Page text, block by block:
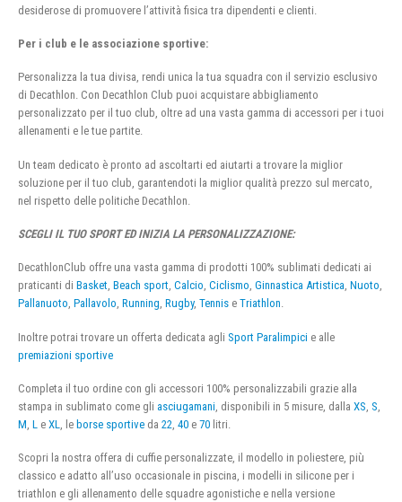
desiderose di promuovere l’attività fisica tra dipendenti e clienti.
Per i club e le associazione sportive:
Personalizza la tua divisa, rendi unica la tua squadra con il servizio esclusivo
di Decathlon. Con Decathlon Club puoi acquistare abbigliamento
personalizzato per il tuo club, oltre ad una vasta gamma di accessori per i tuoi
allenamenti e le tue partite.
Un team dedicato è pronto ad ascoltarti ed aiutarti a trovare la miglior
soluzione per il tuo club, garantendoti la miglior qualità prezzo sul mercato,
nel rispetto delle politiche Decathlon.
SCEGLI IL TUO SPORT ED INIZIA LA PERSONALIZZAZIONE:
DecathlonClub offre una vasta gamma di prodotti 100% sublimati dedicati ai
praticanti di Basket, Beach sport, Calcio, Ciclismo, Ginnastica Artistica, Nuoto,
Pallanuoto, Pallavolo, Running, Rugby, Tennis e Triathlon.
Inoltre potrai trovare un offerta dedicata agli Sport Paralimpici e alle
premiazioni sportive
Completa il tuo ordine con gli accessori 100% personalizzabili grazie alla
stampa in sublimato come gli asciugamani , disponibili in 5 misure, dalla XS S
M L e XL , le borse sportive da 22 40 e 70 litri.
Scopri la nostra offera di cuffie personalizzate, il modello in poliestere, più
classico e adatto all’uso occasionale in piscina, i modelli in silicone per i
triathlon e gli allenamento delle squadre agonistiche e nella versione